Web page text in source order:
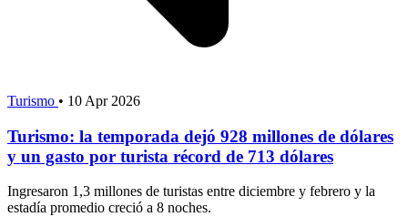
Turismo • 10 Apr 2026
Turismo: la temporada dejó 928 millones de dólares
y un gasto por turista récord de 713 dólares
Ingresaron 1,3 millones de turistas entre diciembre y febrero y la
estadía promedio creció a 8 noches.